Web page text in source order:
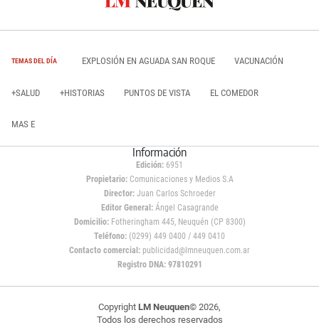
TEMAS DEL DÍA EXPLOSIÓN EN AGUADA SAN ROQUE VACUNACIÓN
+SALUD +HISTORIAS PUNTOS DE VISTA EL COMEDOR
MAS E
Información
Edición: 6951
Propietario:Comunicaciones y Medios S.A
Director: Juan Carlos Schroeder
Editor General:Ángel Casagrande
Domicilio:Fotheringham 445, Neuquén (CP 8300)
Teléfono: (0299) 449 0400 / 449 0410
Contacto comercial: publicidad@lmneuquen.com.ar
Registro DNA: 97810291
Copyright LM Neuquen© 2026,
Todos los derechos reservados